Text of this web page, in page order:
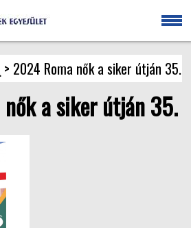
> 2024 Roma nők a siker útján 35.
a siker útján 35.